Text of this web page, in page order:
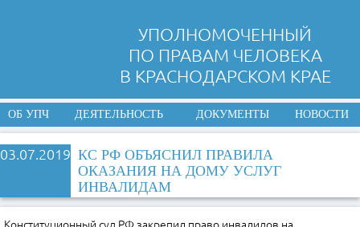
УПОЛНОМОЧЕННЫЙ
ПО ПРАВАМ ЧЕЛОВЕКА
В КРАСНОДАРСКОМ КРАЕ
ОБ УПЧ ДЕЯТЕЛЬНОСТЬ ДОКУМЕНТЫ НОВОСТИ
03.07.2019 КС РФ ОБЪЯСНИЛ ПРАВИЛА
ОКАЗАНИЯ НА ДОМУ УСЛУГ
ИНВАЛИДАМ